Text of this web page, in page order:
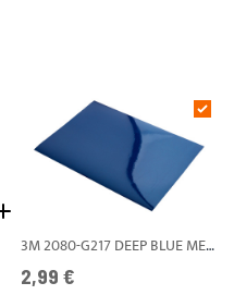
3M 2080-G217 DEEP BLUE METALLIC GLÄNZEND A4
2,99 €